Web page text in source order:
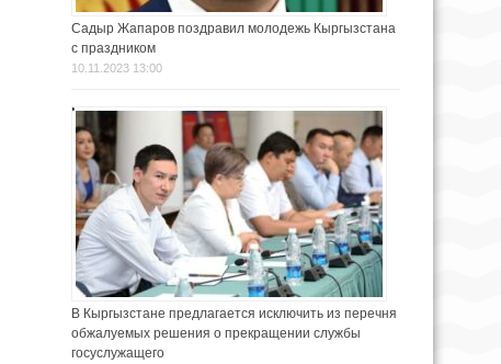
Садыр Жапаров поздравил молодежь Кыргызстана
с праздником
10.11.2023 13:00
В Кыргызстане предлагается исключить из перечня
обжалуемых решения о прекращении службы
госуслужащего